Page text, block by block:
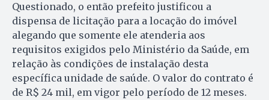
Questionado, o então prefeito justificou a
dispensa de licitação para a locação do imóvel
alegando que somente ele atenderia aos
requisitos exigidos pelo Ministério da Saúde, em
relação às condições de instalação desta
específica unidade de saúde. O valor do contrato é
de R$ 24 mil, em vigor pelo período de 12 meses.